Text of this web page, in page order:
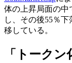
体の上昇局面の中
し、その後55％
移している。
「トーク